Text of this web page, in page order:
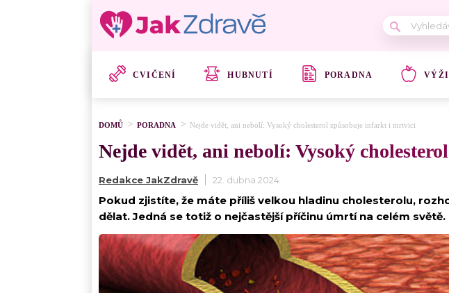
CVIČENÍ HUBNUTÍ PORADNA
DOMŮ PORADNA Nejde vidět, ani nebolí: Vysoký cholesterol způsobuje infarkt i mrtvici
Nejde vidět, ani nebolí: Vysoký
Redakce JakZdravě 22. dubna 2024
Pokud zjistíte, že máte příliš velkou hladinu cholesterolu,
dělat. Jedná se totiž o nejčastější příčinu úmrtí na celém světě.